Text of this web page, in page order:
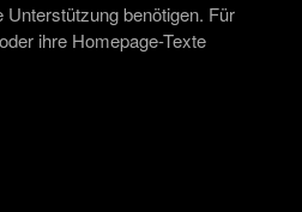
benötigen. Für
ihre Homepage-Texte